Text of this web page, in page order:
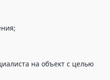
на объект с целью